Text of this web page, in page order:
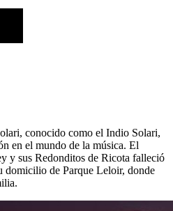
conocido como el Indio Solari,
en el mundo de la música. El
y sus Redonditos de Ricota falleció
domicilio de Parque Leloir, donde